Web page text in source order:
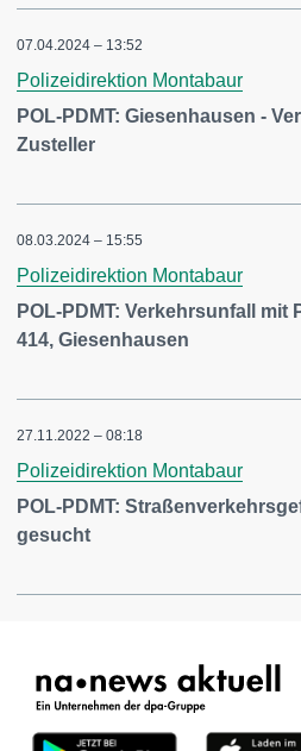
07.04.2024 – 13:52
Polizeidirektion Montabaur
POL-PDMT: Giesenhausen -
Zusteller
08.03.2024 – 15:55
Polizeidirektion Montabaur
POL-PDMT: Verkehrsunfall mit
414, Giesenhausen
27.11.2022 – 08:18
Polizeidirektion Montabaur
POL-PDMT:
gesucht